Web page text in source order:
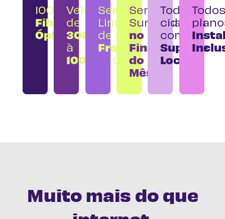
100%
Fibra
Óptica
Velocidade
de
300
à
1000 MEGA
Sem
Limite
de
Franquia
Sem
Surpresa
no
Final
do
Mês
Todas
cidades
com
Suporte
Local
Todos
Muito mais do que